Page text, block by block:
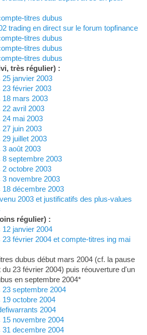
titres dubus
trading en direct sur le forum topfinance
titres dubus
titres dubus
titres dubus
très régulier) :
janvier 2003
février 2003
18 mars 2003
avril 2003
mai 2003
juin 2003
juillet 2003
août 2003
septembre 2003
octobre 2003
novembre 2003
décembre 2003
2003 et justificatifs des plus-values
régulier) :
janvier 2004
février 2004 et compte-titres ing mai
dubus début mars 2004 (cf. la pause
23 février 2004) puis réouverture d'un
en septembre 2004*
septembre 2004
octobre 2004
2004
novembre 2004
decembre 2004